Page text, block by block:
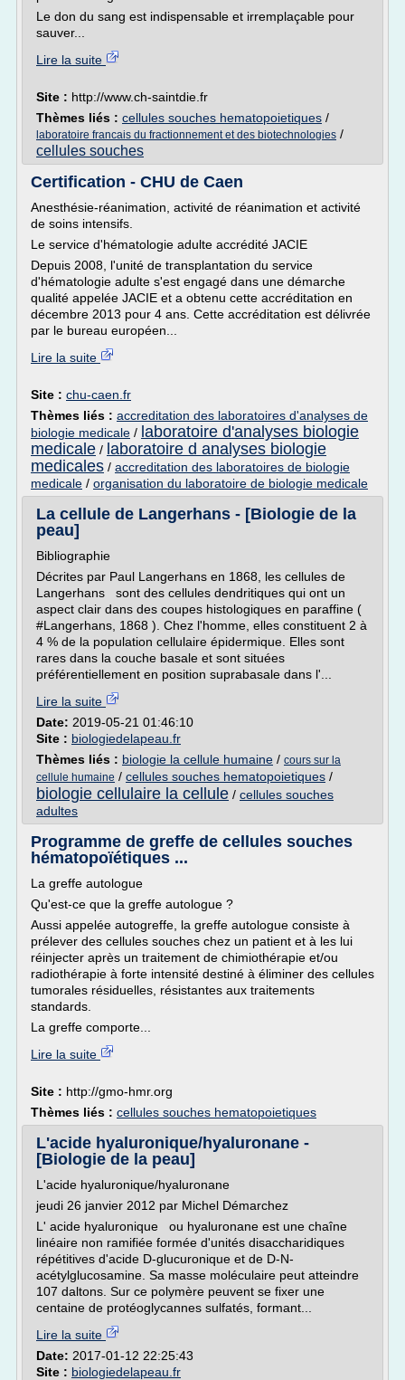
Le don du sang est indispensable et irremplaçable pour
sauver...
Lire la suite
Site : http://www.ch-saintdie.fr
Thèmes liés : cellules souches hematopoietiques /
laboratoire francais du fractionnement et des biotechnologies /
cellules souches
Certification - CHU de Caen
Anesthésie-réanimation, activité de réanimation et activité
de soins intensifs.
Le service d'hématologie adulte accrédité JACIE
Depuis 2008, l'unité de transplantation du service
d'hématologie adulte s'est engagé dans une démarche
qualité appelée JACIE et a obtenu cette accréditation en
décembre 2013 pour 4 ans. Cette accréditation est délivrée
par le bureau européen...
Lire la suite
Site : chu-caen.fr
Thèmes liés : accreditation des laboratoires d'analyses de
biologie medicale / laboratoire d'analyses biologie
medicale / laboratoire d analyses biologie
medicales / accreditation des laboratoires de biologie
medicale / organisation du laboratoire de biologie medicale
La cellule de Langerhans - [Biologie de la
peau]
Bibliographie
Décrites par Paul Langerhans en 1868, les cellules de
Langerhans sont des cellules dendritiques qui ont un
aspect clair dans des coupes histologiques en paraffine (
#Langerhans, 1868 ). Chez l'homme, elles constituent 2 à
4 % de la population cellulaire épidermique. Elles sont
rares dans la couche basale et sont situées
préférentiellement en position suprabasale dans l'...
Lire la suite
Date: 2019-05-21 01:46:10
Site : biologiedelapeau.fr
Thèmes liés : biologie la cellule humaine / cours sur la
cellule humaine / cellules souches hematopoietiques /
biologie cellulaire la cellule / cellules souches
adultes
Programme de greffe de cellules souches
hématopoïétiques ...
La greffe autologue
Qu'est-ce que la greffe autologue ?
Aussi appelée autogreffe, la greffe autologue consiste à
prélever des cellules souches chez un patient et à les lui
réinjecter après un traitement de chimiothérapie et/ou
radiothérapie à forte intensité destiné à éliminer des cellules
tumorales résiduelles, résistantes aux traitements
standards.
La greffe comporte...
Lire la suite
Site : http://gmo-hmr.org
Thèmes liés : cellules souches hematopoietiques
L'acide hyaluronique/hyaluronane -
[Biologie de la peau]
L'acide hyaluronique/hyaluronane
jeudi 26 janvier 2012 par Michel Démarchez
L' acide hyaluronique ou hyaluronane est une chaîne
linéaire non ramifiée formée d'unités disaccharidiques
répétitives d'acide D-glucuronique et de D-N-
acétylglucosamine. Sa masse moléculaire peut atteindre
107 daltons. Sur ce polymère peuvent se fixer une
centaine de protéoglycannes sulfatés, formant...
Lire la suite
Date: 2017-01-12 22:25:43
Site : biologiedelapeau.fr